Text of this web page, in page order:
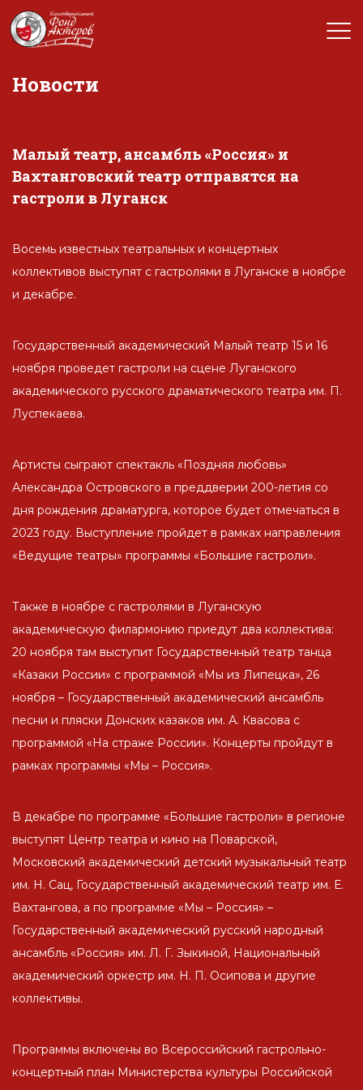
Новости
Малый театр, ансамбль «Россия» и
Вахтанговский театр отправятся на
гастроли в Луганск
Восемь известных театральных и концертных
коллективов выступят с гастролями в Луганске в ноябре
и декабре.
Государственный академический Малый театр 15 и 16
ноября проведет гастроли на сцене Луганского
академического русского драматического театра им. П.
Луспекаева.
Артисты сыграют спектакль «Поздняя любовь»
Александра Островского в преддверии 200-летия со
дня рождения драматурга, которое будет отмечаться в
2023 году. Выступление пройдет в рамках направления
«Ведущие театры» программы «Большие гастроли».
Также в ноябре с гастролями в Луганскую
академическую филармонию приедут два коллектива:
20 ноября там выступит Государственный театр танца
«Казаки России» с программой «Мы из Липецка», 26
ноября – Государственный академический ансамбль
песни и пляски Донских казаков им. А. Квасова с
программой «На страже России». Концерты пройдут в
рамках программы «Мы – Россия».
В декабре по программе «Большие гастроли» в регионе
выступят Центр театра и кино на Поварской,
Московский академический детский музыкальный театр
им. Н. Сац, Государственный академический театр им. Е.
Вахтангова, а по программе «Мы – Россия» –
Государственный академический русский народный
ансамбль «Россия» им. Л. Г. Зыкиной, Национальный
академический оркестр им. Н. П. Осипова и другие
коллективы.
Программы включены во Всероссийский гастрольно-
концертный план Министерства культуры Российской